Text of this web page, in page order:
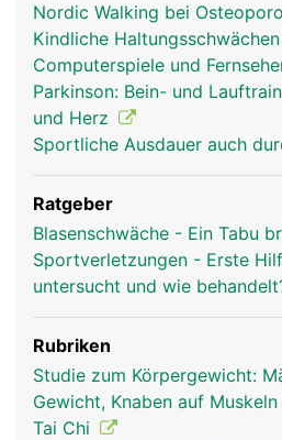
Nordic Walking bei
Kindliche
Computerspiele und
Parkinson: Bein- und
und Herz
Sportliche Ausdauer auch
Ratgeber
Blasenschwäche - Ein Tabu
Sportverletzungen - Erste
untersucht und wie
Rubriken
Studie zum Körpergewicht:
Gewicht, Knaben auf Muskeln
Tai Chi